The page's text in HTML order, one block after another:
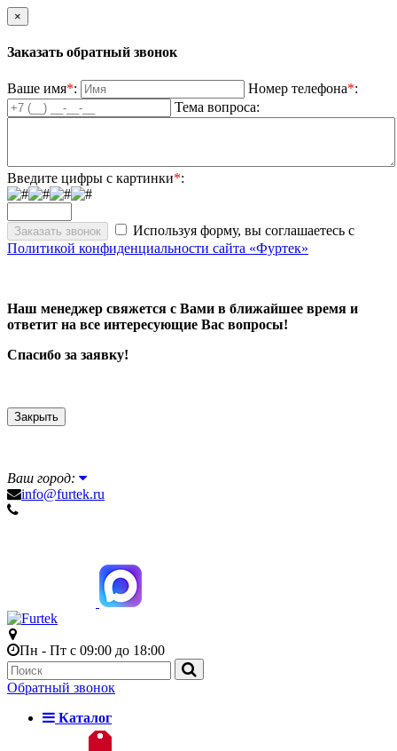
×
Заказать обратный звонок
Ваше имя*: Номер телефона*:
Тема вопроса:
Введите цифры с картинки*:
Используя форму, вы соглашаетесь с
Политикой конфиденциальности сайта «Фуртек»
Наш менеджер свяжется с Вами в ближайшее время и
ответит на все интересующие Вас вопросы!
Спасибо за заявку!
Закрыть
Ваш город:
info@furtek.ru
Пн - Пт с 09:00 до 18:00
Обратный звонок
Каталог